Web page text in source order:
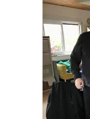
Ein
18.